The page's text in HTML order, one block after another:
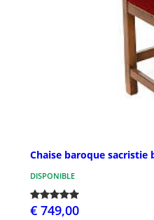
Chaise baroque sacristie
DISPONIBLE
€ 749,00